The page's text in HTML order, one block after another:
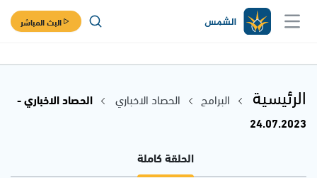
البث المباشر
الرئيسية البرامج الحصاد الاخباري
الحصاد الاخباري -
24.07.2023
الحلقة كاملة